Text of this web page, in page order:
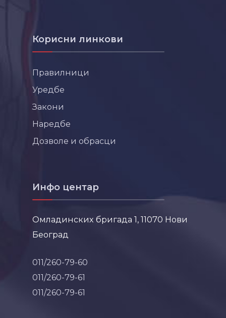
Корисни линкови
Правилници
Уредбе
Закони
Наредбе
Дозволе и обрасци
Инфо центар
Омладинских бригада 1, 11070 Нови
Београд
011/260-79-60
011/260-79-61
011/260-79-61